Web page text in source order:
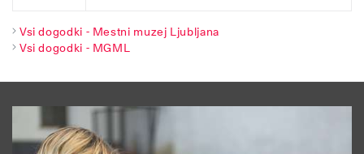
Vsi dogodki - Mestni muzej Ljubljana
Vsi dogodki - MGML